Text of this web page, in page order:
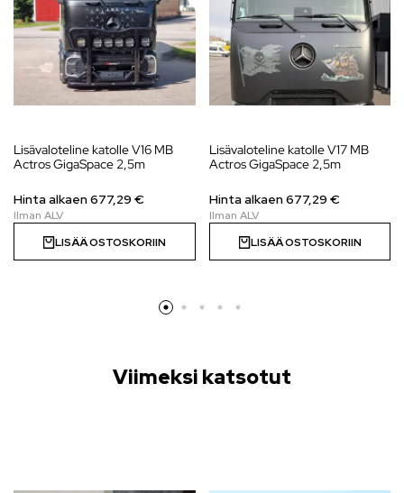
Lisävaloteline katolle V16 MB
Actros GigaSpace 2,5m
Hinta alkaen677,29 €
LISÄÄ OSTOSKORIIN
Lisävaloteline katolle V17 MB
Actros GigaSpace 2,5m
Hinta alkaen677,29 €
LISÄÄ OSTOSKORIIN
Viimeksi katsotut